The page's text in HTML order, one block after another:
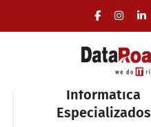
Serviços Apple
Informática
Especializados